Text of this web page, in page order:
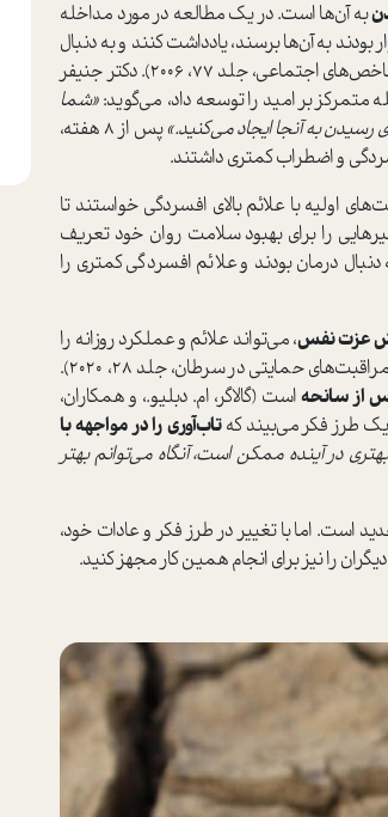
به آن‌ها است. در یک مطالعه در مورد مداخله
به آن‌ها برسند، یادداشت کنند و به دنبال
آن چندین مسیر ممکن برای رسیدن به آن هدف را مشخص کنند (تحقیقات شاخص‌های اجتماعی، جلد 77، 2006). دکتر جنیفر
متمرکز بر امید را توسعه داد، می‌گوید:«شما
به آنجا ایجاد می‌کنید.»
پس از 8 هفته،
و اضطراب کمتری داشتند.
اولیه با علائم بالای افسردگی خواستند تا
پس از 10 هفته، بیمارانی که مسیرهایی را برای بهبود سلامت روان خود تعریف
درمان بودند و علائم افسردگی کمتری را
عزت نفس، می‌تواند علائم و عملکرد روزانه را
در افراد مبتلا به بیماری‌های مزمن بهبود بخشد (استفان، ال. ای.، و همکاران، مراقبت‌های حمایتی در سرطان، جلد 28، 2020).
از سانحهاست (گالاگر، ام. دبلیو.، و همکاران،
تاب‌آوری را در مواجهه با
در آینده ممکن است، آنگاه می‌توانم بهتر
است. اما با تغییر در طرز فکر و عادات خود،
را نیز برای انجام همین کار مجهز کنید.